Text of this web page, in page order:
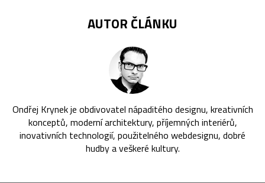
AUTOR ČLÁNKU
Ondřej Krynek je obdivovatel nápaditého designu, kreativních
konceptů, moderní architektury, příjemných interiérů,
inovativních technologií, použitelného webdesignu, dobré
hudby a veškeré kultury.